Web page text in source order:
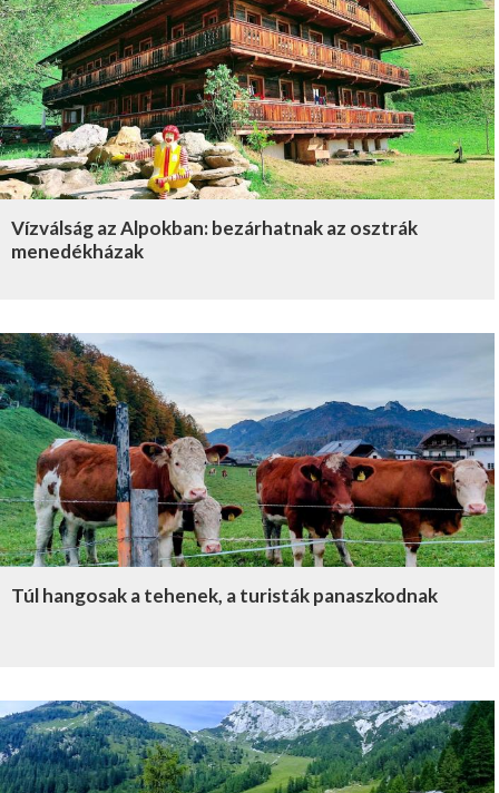
Vízválság az Alpokban: bezárhatnak az osztrák
menedékházak
Túl hangosak a tehenek, a turisták panaszkodnak